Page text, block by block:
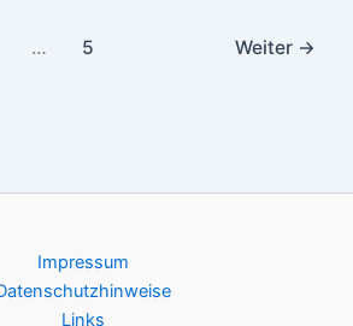
… 5 Weiter →
Impressum
Links